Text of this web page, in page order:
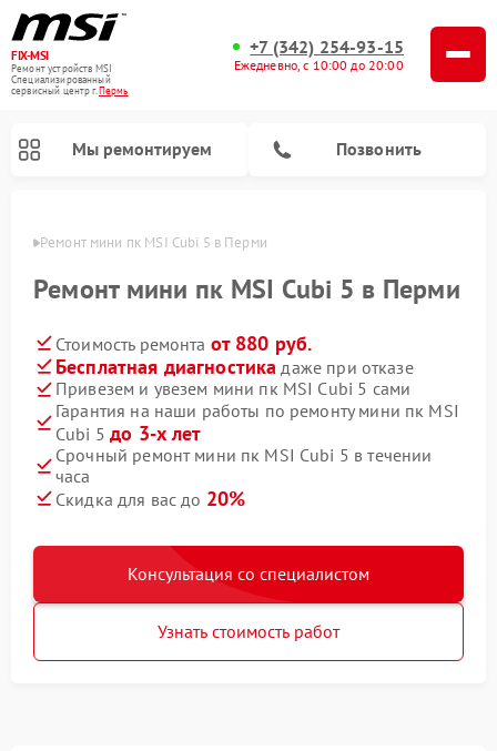
FIX-MSI
Ремонт устройств MSI
Специализированный
cервисный центр г.Пермь
+7 (342) 254-93-15
Ежедневно, с 10:00 до 20:00
Мы ремонтируем Позвонить
Ремонт мини пк MSI Cubi 5 в Перми
Ремонт мини пк MSI Cubi 5 в Перми
Стоимость ремонта от 880 руб.
Бесплатная диагностика даже при отказе
Привезем и увезем мини пк MSI Cubi 5 сами
Гарантия на наши работы по ремонту мини пк MSI
Cubi 5до 3-х лет
Срочный ремонт мини пк MSI Cubi 5 в течении
часа
Скидка для вас до 20%
Консультация со специалистом
Узнать стоимость работ